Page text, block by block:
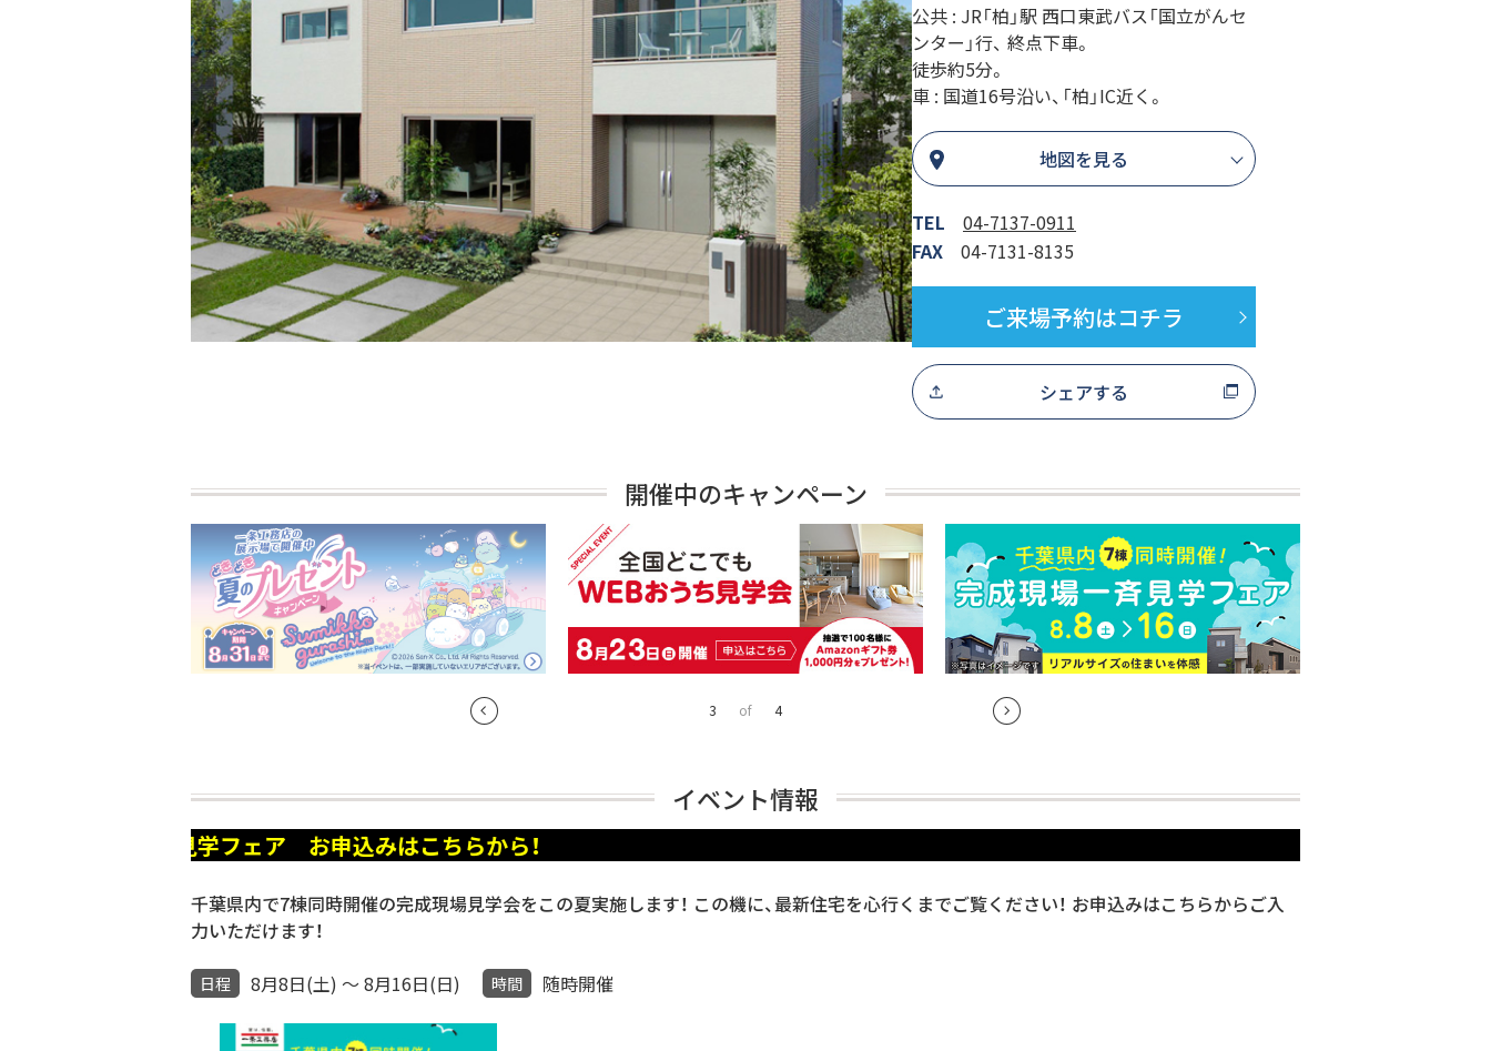
公共 : JR「柏」駅 西口東武バス「国立がんセ
ンター」行、 終点下車。
徒歩約5分。
車 : 国道16号沿い、「柏」IC近く。
地図を見る
TEL 04-7137-0911
FAX 04-7131-8135
ご来場予約はコチラ
シェアする
開催中のキャンペーン
4 of 4
イベント情報
一斉見学フェア お申込みはこちらから！
千葉県内で7棟同時開催の完成現場見学会をこの夏実施します！ この機に、最新住宅を心行くまでご覧ください！ お申込みはこちらからご入
力いただけます！
日程 8月8日(土) ～ 8月16日(日) 時間 随時開催